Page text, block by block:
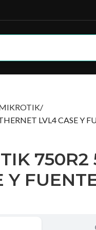
LVL4 CASE Y
750R2
Y